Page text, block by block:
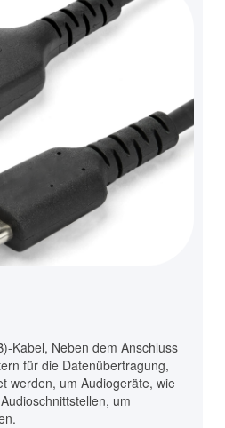
Kabel, Neben dem Anschluss
für die Datenübertragung,
werden, um Audiogeräte, wie
um